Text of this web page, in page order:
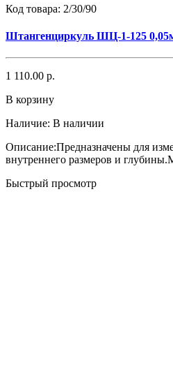
Код товара: 2/30/90
Штангенциркуль ШЦ-1-125
1 110.00 р.
В корзину
Наличие: В наличии
Описание:Предназначены для
внутреннего размеров и
Быстрый просмотр